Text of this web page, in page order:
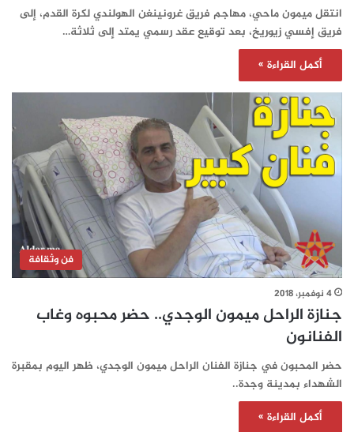
انتقل ميمون ماحي، مهاجم فريق غرونينغن الهولندي لكرة القدم، إلى
فريق إفسي زيوريخ، بعد توقيع عقد رسمي يمتد إلى ثلاثة…
أكمل القراءة »
فن وثقافة
4 نوفمبر، 2018
جنازة الراحل ميمون الوجدي.. حضر محبوه وغاب
الفنانون
حضر المحبون في جنازة الفنان الراحل ميمون الوجدي، ظهر اليوم بمقبرة
الشهداء بمدينة وجدة..
أكمل القراءة »